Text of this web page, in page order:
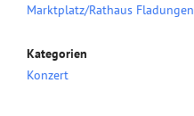
Marktplatz/Rathaus Fladungen
Kategorien
Konzert